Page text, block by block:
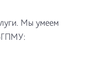
Мы умеем